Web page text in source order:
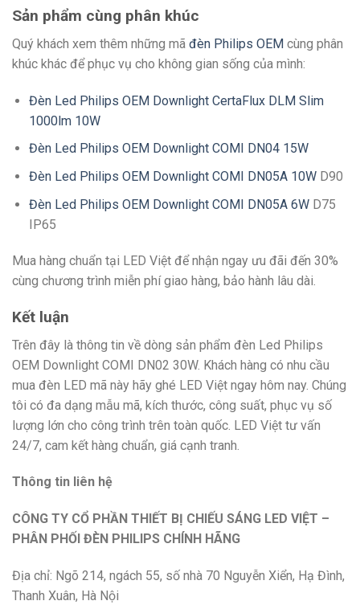
Sản phẩm cùng phân khúc
Quý khách xem thêm những mã đèn Philips OEM cùng phân
khúc khác để phục vụ cho không gian sống của mình:
Đèn Led Philips OEM Downlight CertaFlux DLM Slim
1000lm 10W
Đèn Led Philips OEM Downlight COMI DN04 15W
Đèn Led Philips OEM Downlight COMI DN05A 10WD90
Đèn Led Philips OEM Downlight COMI DN05A 6W D75
IP65
Mua hàng chuẩn tại LED Việt để nhận ngay ưu đãi đến 30%
cùng chương trình miễn phí giao hàng, bảo hành lâu dài.
Kết luận
Trên đây là thông tin về dòng sản phẩm đèn Led Philips
OEM Downlight COMI DN02 30W. Khách hàng có nhu cầu
mua đèn LED mã này hãy ghé LED Việt ngay hôm nay. Chúng
tôi có đa dạng mẫu mã, kích thước, công suất, phục vụ số
lượng lớn cho công trình trên toàn quốc. LED Việt tư vấn
24/7, cam kết hàng chuẩn, giá cạnh tranh.
Thông tin liên hệ
CÔNG TY CỔ PHẦN THIẾT BỊ CHIẾU SÁNG LED VIỆT –
PHÂN PHỐI ĐÈN PHILIPS CHÍNH HÃNG
Địa chỉ: Ngõ 214, ngách 55, số nhà 70 Nguyễn Xiển, Hạ Đình,
Thanh Xuân, Hà Nội